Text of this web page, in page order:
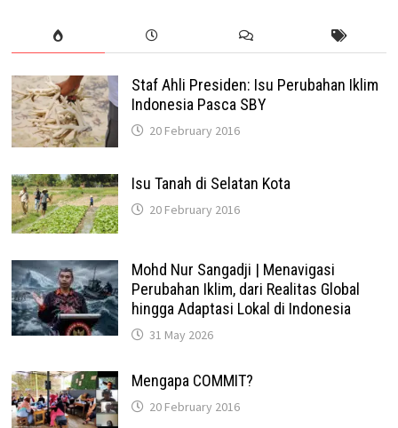
Staf Ahli Presiden: Isu Perubahan Iklim
Indonesia Pasca SBY
20 February 2016
Isu Tanah di Selatan Kota
20 February 2016
Mohd Nur Sangadji | Menavigasi
Perubahan Iklim, dari Realitas Global
hingga Adaptasi Lokal di Indonesia
31 May 2026
Mengapa COMMIT?
20 February 2016